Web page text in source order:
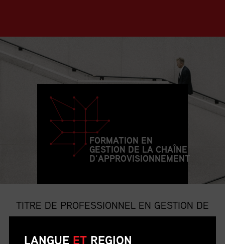
FORMATION EN
GESTION DE LA CHAÎNE
D’APPROVISIONNEMENT
TITRE DE PROFESSIONNEL EN GESTION DE
LANGUE ETREGION